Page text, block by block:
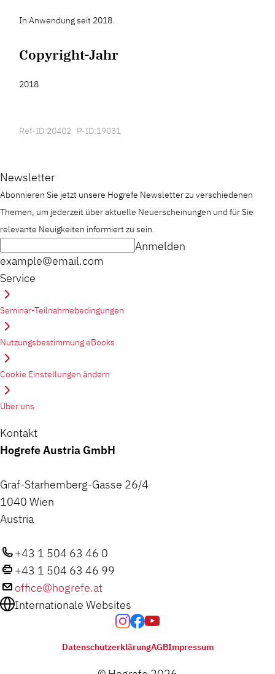
In Anwendung seit 2018.
Copyright-Jahr
2018
Ref-ID:20402 P-ID:19031
Newsletter
Abonnieren Sie jetzt unsere Hogrefe Newsletter zu verschiedenen
Themen, um jederzeit über aktuelle Neuerscheinungen und für Sie
relevante Neuigkeiten informiert zu sein.
example@email.com
Anmelden
Service
Seminar-Teilnahmebedingungen
Nutzungsbestimmung eBooks
Cookie Einstellungen ändern
Über uns
Kontakt
Hogrefe Austria GmbH
Graf-Starhemberg-Gasse 26/4
1040 Wien
Austria
+43 1 504 63 46 0
+43 1 504 63 46 99
office@hogrefe.at
Internationale Websites
DatenschutzerklärungAGBImpressum